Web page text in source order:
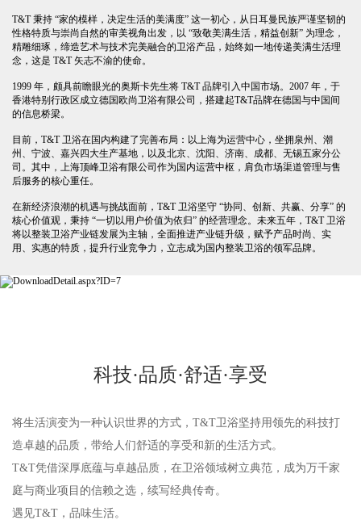
T&T 秉持 “家的模样，决定生活的美满度” 这一初心，从日耳曼民族严谨坚韧的
性格特质与崇尚自然的审美视角出发，以 “致敬美满生活，精益创新” 为理念，
精雕细琢，缔造艺术与技术完美融合的卫浴产品，始终如一地传递美满生活理
念，这是 T&T 矢志不渝的使命。
1999 年，颇具前瞻眼光的奥斯卡先生将 T&T 品牌引入中国市场。2007 年，于
香港特别行政区成立德国欧尚卫浴有限公司，搭建起T&T品牌在德国与中国间
的信息桥梁。
目前，T&T 卫浴在国内构建了完善布局：以上海为运营中心，坐拥泉州、潮
州、宁波、嘉兴四大生产基地，以及北京、沈阳、济南、成都、无锡五家分公
司。其中，上海顶峰卫浴有限公司作为国内运营中枢，肩负市场渠道管理与售
后服务的核心重任。
在新经济浪潮的机遇与挑战面前，T&T 卫浴坚守 “协同、创新、共赢、分享” 的
核心价值观，秉持 “一切以用户价值为依归” 的经营理念。未来五年，T&T 卫浴
将以整装卫浴产业链发展为主轴，全面推进产业链升级，赋予产品时尚、实
用、实惠的特质，提升行业竞争力，立志成为国内整装卫浴的领军品牌。
科技·品质·舒适·享受
将生活演变为一种认识世界的方式，T&T卫浴坚持用领先的科技打
造卓越的品质，带给人们舒适的享受和新的生活方式。
T&T凭借深厚底蕴与卓越品质，在卫浴领域树立典范，成为万千家
庭与商业项目的信赖之选，续写经典传奇。
遇见T&T，品味生活。